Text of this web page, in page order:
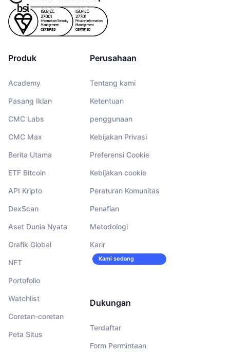
Produk
Academy
Pasang Iklan
CMC Labs
CMC Max
Berita Utama
ETF Bitcoin
API Kripto
DexScan
Aset Dunia Nyata
Grafik Global
NFT
Portofolio
Watchlist
Coretan-coretan
Peta Situs
Perusahaan
Tentang kami
Ketentuan
penggunaan
Kebijakan Privasi
Preferensi Cookie
Kebijakan cookie
Peraturan Komunitas
Penafian
Metodologi
Karir
Kami sedang
Dukungan
Terdaftar
Form Permintaan